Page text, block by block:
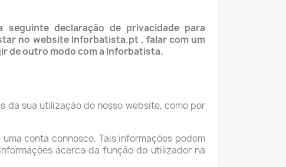
declaração de privacidade para
no website Inforbatista.pt , falar com um
de outro modo com a Inforbatista.
sua utilização do nosso website, como por
conta connosco. Tais informações podem
acerca da função do utilizador na